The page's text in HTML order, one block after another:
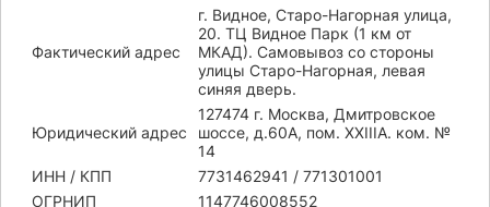
Фактический адрес
г. Видное, Старо-Нагорная улица,
20. ТЦ Видное Парк (1 км от
МКАД). Самовывоз со стороны
улицы Старо-Нагорная, левая
синяя дверь.
Юридический адрес
127474 г. Москва, Дмитровское
шоссе, д.60А, пом. XXIIIA. ком. №
14
ИНН / КПП
7731462941 / 771301001
ОГРНИП
1147746008552